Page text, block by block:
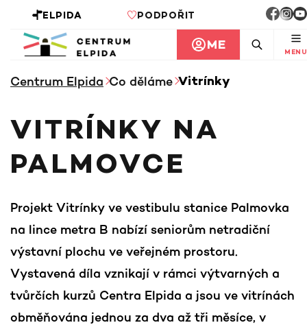
ELPIDA PODPOŘIT
ME MENU
Centrum Elpida Co děláme Vitrínky
VITRÍNKY NA
PALMOVCE
Projekt Vitrínky ve vestibulu stanice Palmovka
na lince metra B nabízí seniorům netradiční
výstavní plochu ve veřejném prostoru.
Vystavená díla vznikají v rámci výtvarných a
tvůrčích kurzů Centra Elpida a jsou ve vitrínách
obměňována jednou za dva až tři měsíce, v